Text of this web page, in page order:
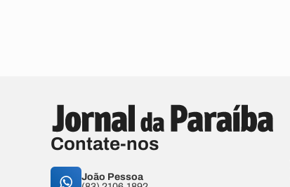
Contate-nos
João Pessoa